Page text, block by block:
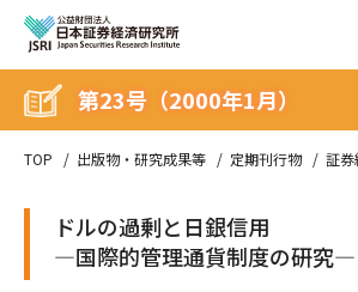
TOP 出版物・研究成果等 定期刊行物 証券
第23号（2000年1月）
ドルの過剰と日銀信用
―国際的管理通貨制度の研究―